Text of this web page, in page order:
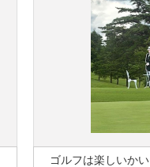
ゴルフは楽しいか